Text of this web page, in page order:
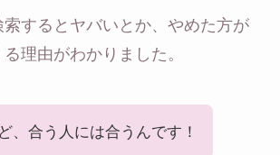
するとヤバいとか、やめた方が
理由がわかりました。
、合う人には合うんです！